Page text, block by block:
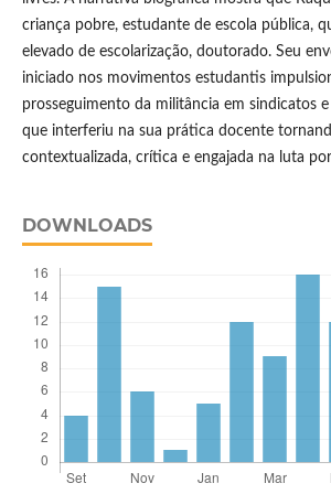
criança pobre, estudante de escola pública,
elevado de escolarização, doutorado. Seu
iniciado nos movimentos estudantis
prosseguimento da militância em sindicatos
que interferiu na sua prática docente
contextualizada, crítica e engajada na luta
DOWNLOADS